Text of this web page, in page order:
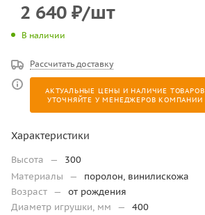
2 640 ₽/шт
В наличии
Рассчитать доставку
АКТУАЛЬНЫЕ ЦЕНЫ И НАЛИЧИЕ ТОВАРОВ
УТОЧНЯЙТЕ У МЕНЕДЖЕРОВ КОМПАНИИ
Характеристики
Высота —
300
Материалы
—
поролон, винилискожа
Возраст —
от рождения
Диаметр игрушки, мм
—
400